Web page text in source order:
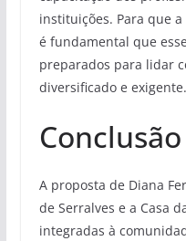
instituições. Para que
é fundamental que
preparados para lidar
diversificado e exigente.
Conclusão
A proposta de Diana
de Serralves e a Casa
integradas à